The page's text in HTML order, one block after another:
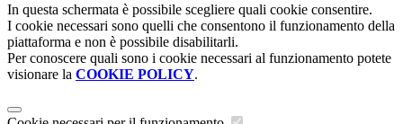
In questa schermata è possibile scegliere quali cookie consentire.
I cookie necessari sono quelli che consentono il funzionamento della
piattaforma e non è possibile disabilitarli.
Per conoscere quali sono i cookie necessari al funzionamento potete
visionare la COOKIE POLICY.